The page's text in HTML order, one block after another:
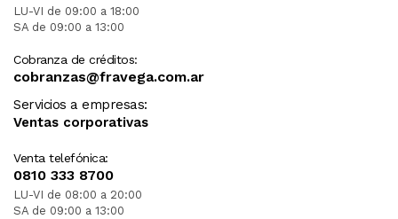
LU-VI de 09:00 a 18:00
SA de 09:00 a 13:00
Cobranza de créditos:
cobranzas@fravega.com.ar
Servicios a empresas:
Ventas corporativas
Venta telefónica:
0810 333 8700
LU-VI de 08:00 a 20:00
SA de 09:00 a 13:00